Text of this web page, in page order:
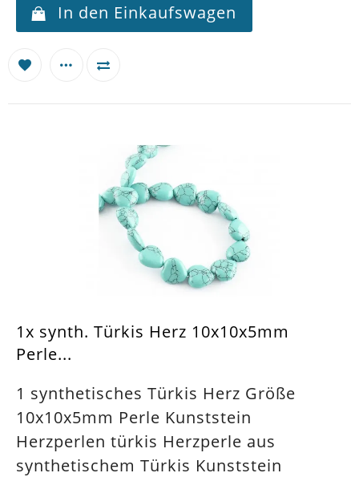
In den Einkaufswagen
1x synth. Türkis Herz 10x10x5mm
Perle...
1 synthetisches Türkis Herz Größe
10x10x5mm Perle Kunststein
Herzperlen türkis Herzperle aus
synthetischem Türkis Kunststein